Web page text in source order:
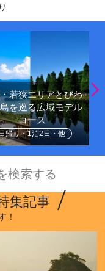
若狭エリアとびわ
を巡る広域モデル
コース
日帰り・1泊2日・他
検索する
集記事
！